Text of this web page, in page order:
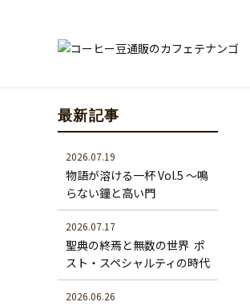
最新記事
2026.07.19
物語が溶ける一杯 Vol.5 ～鳴
らない鐘と高い門
2026.07.17
聖典の終焉と無数の世界 ―― ポ
スト・スペシャルティの時代
2026.06.26